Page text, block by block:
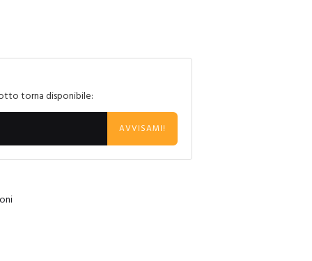
torna disponibile:
AVVISAMI!